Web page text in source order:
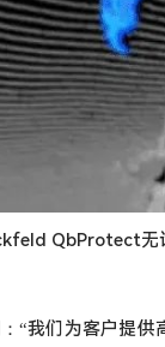
QbProtect无
我们为客户提供